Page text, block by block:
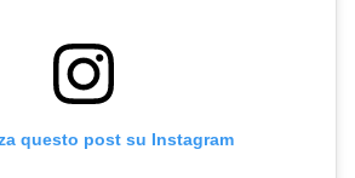
questo post su Instagram